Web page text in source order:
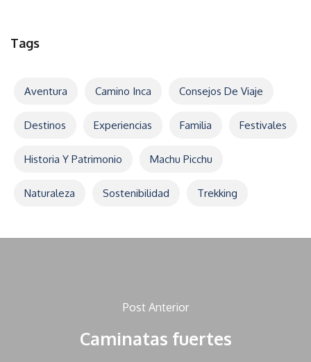
Tags
Aventura Camino Inca Consejos De Viaje
Destinos Experiencias Familia Festivales
Historia Y Patrimonio Machu Picchu
Naturaleza Sostenibilidad Trekking
Post Anterior
Caminatas fuertes